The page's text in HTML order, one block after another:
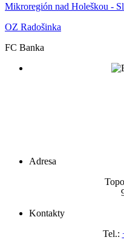
Mikroregión nad Holeškou -
OZ Radošinka
FC Banka
Adresa
Kontakty
Tel.: